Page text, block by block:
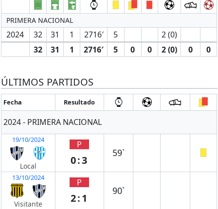
PRIMERA NACIONAL
2024 32 31 1 2716′ 5
2 (0)
32
31 1 2716′ 5 0 0 2 (0) 0 0
ÚLTIMOS PARTIDOS
Fecha Resultado
2024 - PRIMERA NACIONAL
19/10/2024
Local
P
0:3
59`
13/10/2024
Visitante
P
2:1
90`